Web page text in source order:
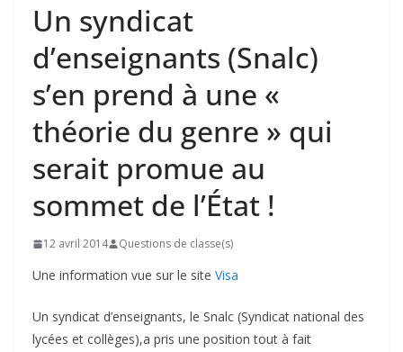
Un syndicat
d’enseignants (Snalc)
s’en prend à une «
théorie du genre » qui
serait promue au
sommet de l’État !
12 avril 2014 Questions de classe(s)
Une information vue sur le site Visa
Un syndicat d’enseignants, le Snalc (Syndicat national des
lycées et collèges),a pris une position tout à fait